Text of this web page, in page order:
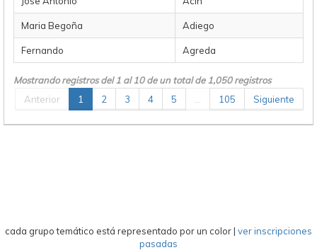
Maria Begoña Adiego
Fernando Agreda
Mostrando registros del 1 al 10 de un total de 1,050 registros
Anterior
1 2 3 4 5 105 Siguiente
cada grupo temático está representado por un color| ver inscripciones
pasadas